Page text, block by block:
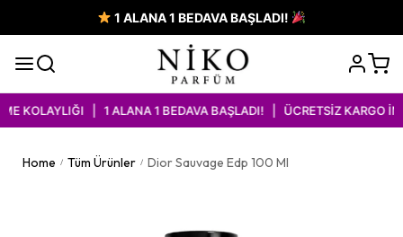
1 ALANA 1 BEDAVA BAŞLADI!
KOLAYLIĞI | 1 ALANA 1 BEDAVA BAŞLADI! | ÜCRETSİZ KARGO
Home / Tüm Ürünler / Dior Sauvage Edp 100 Ml